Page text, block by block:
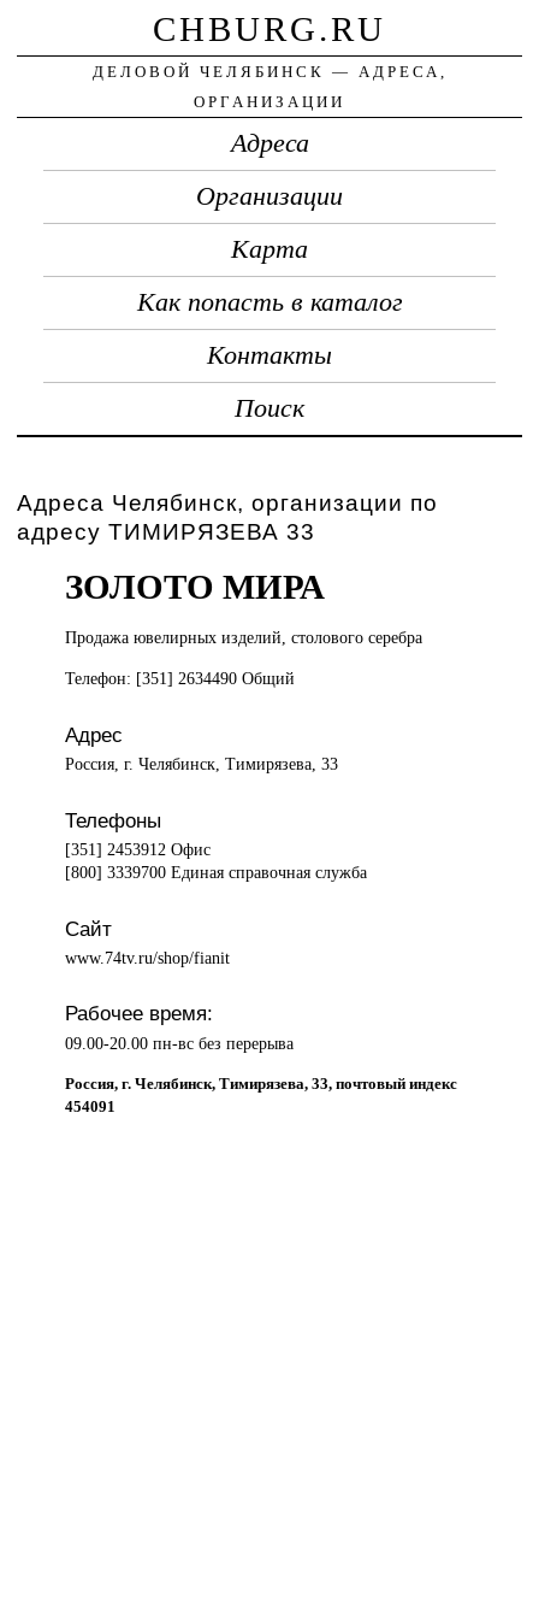
CHBURG.RU
ДЕЛОВОЙ ЧЕЛЯБИНСК — АДРЕСА,
ОРГАНИЗАЦИИ
Адреса
Организации
Карта
Как попасть в каталог
Контакты
Поиск
Адреса Челябинск, организации по
адресу ТИМИРЯЗЕВА 33
ЗОЛОТО МИРА
Продажа ювелирныхизделий, столового серебра
Телефон: [351] 2634490 Общий
Адрес
Россия, г. Челябинск, Тимирязева, 33
Телефоны
[351] 2453912 Офис
[800] 3339700 Единая справочная служба
Сайт
www.74tv.ru/shop/fianit
Рабочее время:
09.00-20.00 пн-вс без перерыва
Россия, г. Челябинск, Тимирязева, 33, почтовый индекс
454091